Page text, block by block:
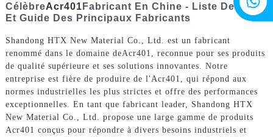
CélèbreAcr401 Fabricant En Chine - Liste De Prix
Et Guide Des Principaux Fabricants
Shandong HTX New Material Co., Ltd. est un fabricant
renommé dans le domaine deAcr401
, reconnue pour ses produits
de qualité supérieure et ses solutions innovantes. Notre
entreprise est fière de produire de l'Acr401, qui répond aux
normes industrielles les plus strictes et offre des performances
exceptionnelles. En tant que fabricant leader, Shandong HTX
New Material Co., Ltd. propose une large gamme de produits
Acr401 conçus pour répondre à divers besoins industriels et